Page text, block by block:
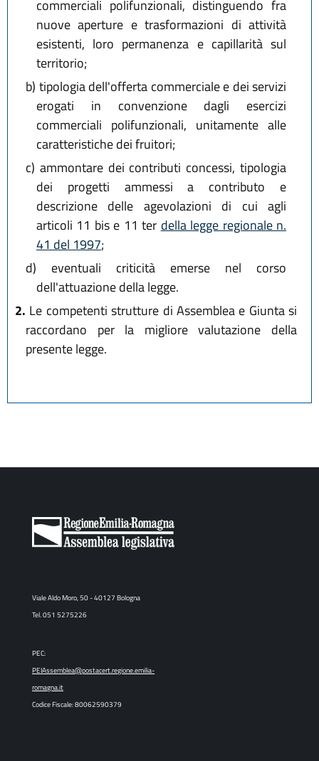
commerciali polifunzionali, distinguendo fra
nuove aperture e trasformazioni di attività
esistenti, loro permanenza e capillarità sul
territorio;
b) tipologia dell'offerta commerciale e dei servizi
erogati in convenzione dagli esercizi
commerciali polifunzionali, unitamente alle
caratteristiche dei fruitori;
c) ammontare dei contributi concessi, tipologia
dei progetti ammessi a contributo e
descrizione delle agevolazioni di cui agli
articoli 11 bis e 11 ter della legge regionale n.
41 del 1997;
d) eventuali criticità emerse nel corso
dell'attuazione della legge.
2. Le competenti strutture di Assemblea e Giunta si
raccordano per la migliore valutazione della
presente legge.
Viale Aldo Moro, 50 - 40127 Bologna
Tel. 051 5275226
PEC:
PEIAssemblea@postacert.regione.emilia-
romagna.it
Codice Fiscale: 80062590379